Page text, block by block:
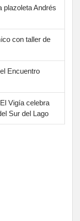
plazoleta Andrés
con taller de
Encuentro
Vigía celebra
Sur del Lago